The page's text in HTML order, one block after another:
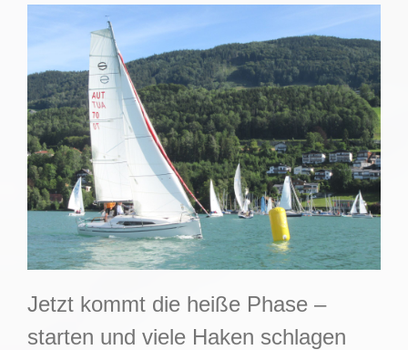
Jetzt kommt die heiße Phase –
starten und viele Haken schlagen